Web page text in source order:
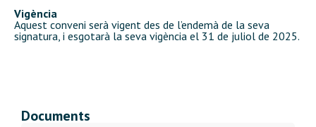
Vigència
Aquest conveni serà vigent des de l’endemà de la seva
signatura, i esgotarà la seva vigència el 31 de juliol de 2025.
Documents